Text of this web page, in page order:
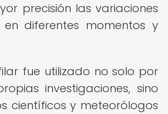
precisión las variaciones
diferentes momentos y
fue utilizado no solo por
investigaciones, sino
científicos y meteorólogos